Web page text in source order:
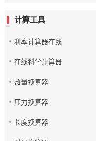
计算工具
利率计算器在线
在线科学计算器
热量换算器
压力换算器
长度换算器